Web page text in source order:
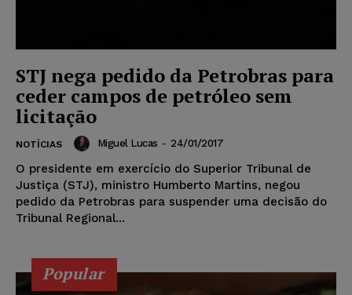
STJ nega pedido da Petrobras para
ceder campos de petróleo sem
licitação
NOTÍCIAS Miguel Lucas - 24/01/2017
O presidente em exercício do Superior Tribunal de
Justiça (STJ), ministro Humberto Martins, negou
pedido da Petrobras para suspender uma decisão do
Tribunal Regional...
Popular